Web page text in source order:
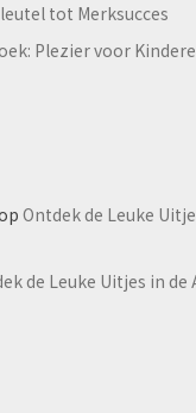
tot Merksucces
Plezier voor
Ontdek de Leuke
de Leuke Uitjes in